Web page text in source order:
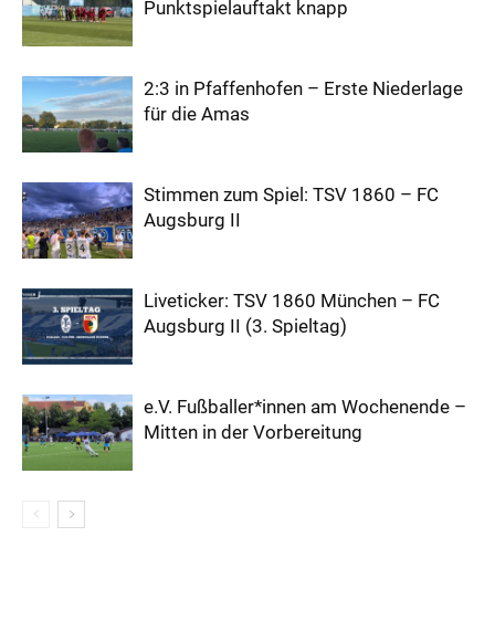
Punktspielauftakt knapp
2:3 in Pfaffenhofen – Erste Niederlage
für die Amas
Stimmen zum Spiel: TSV 1860 – FC
Augsburg II
Liveticker: TSV 1860 München – FC
Augsburg II (3. Spieltag)
e.V. Fußballer*innen am Wochenende –
Mitten in der Vorbereitung